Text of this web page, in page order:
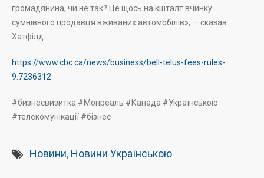
громадянина, чи не так? Це щось на кшталт вчинку
сумнівного продавця вживаних автомобілів», — сказав
Хатфілд.
https://www.cbc.ca/news/business/bell-telus-fees-rules-
9.7236312
#бизнесвизитка #Монреаль #Канада #Українською
#телекомунікації #бізнес
Новини, Новини Українською